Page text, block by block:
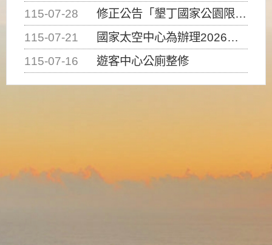
115-07-28
修正公告「墾丁國家公園限制水域遊憩活動之種類、範圍、時間及行為」，自即日生效。
115-07-21
國家太空中心為辦理2026台灣盃火箭競賽，陸、海、空域警戒及協調相關事宜，因颱風備案事宜
115-07-16
遊客中心公廁整修